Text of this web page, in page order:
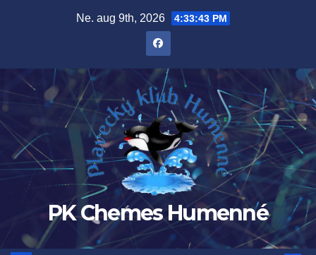
Ne. aug 9th, 2026 4:33:44 PM
PK Chemes Humenné